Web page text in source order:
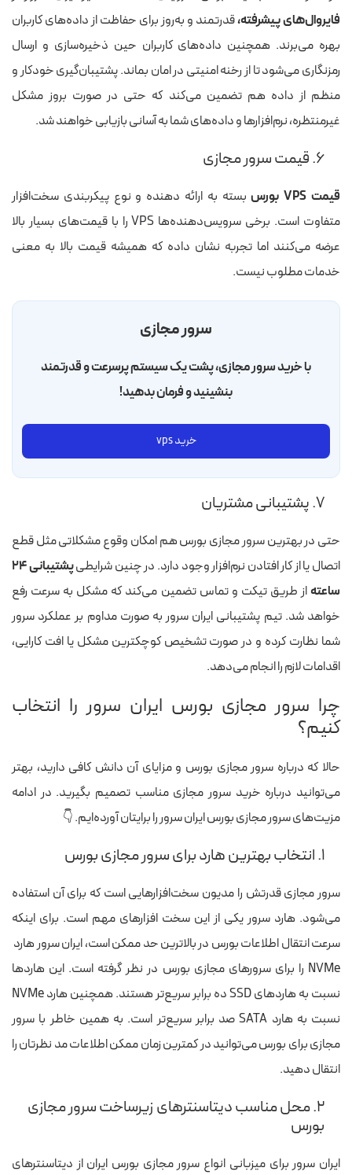
فایروال‌های پیشرفته،قدرتمند و به‌روز برای حفاظت از داده‌‌های کاربران
بهره می‌برند. همچنین داده‌های کاربران حین ذخیره‌سازی و ارسال
رمزنگاری می‌شود تا از رخنه امنیتی در امان بماند. پشتیبان‌گیری خودکار و
منظم از داده هم تضمین می‌کند که حتی در صورت بروز مشکل
غیرمنتظره، نرم‌افزارها و داده‌های شما به آسانی بازیابی خواهند شد.
۶. قیمت سرور مجازی
قیمت VPS بورس
بسته به ارائه دهنده و نوع پیکربندی سخت‌افزار
متفاوت است. برخی سرویس‌دهنده‌ها VPS را با قیمت‌های بسیار بالا
عرضه می‌کنند اما تجربه نشان داده که همیشه قیمت بالا به معنی
خدمات مطلوب نیست.
سرور مجازی
با خرید سرور مجازی، پشت یک سیستم پرسرعت و قدرتمند
بنشینید و فرمان بدهید!
خرید vps
۷. پشتیبانی مشتریان
حتی در بهترین سرور مجازی بورس هم امکان وقوع مشکلاتی مثل قطع
اتصال یا از کار افتادن نرم‌افزار وجود دارد. در چنین شرایطی
پشتیبانی ۲۴
ساعتهاز طریق تیکت و تماس تضمین می‌‌کند که مشکل به سرعت رفع
خواهد شد. تیم پشتیبانی ایران سرور به صورت مداوم بر عملکرد سرور
شما نظارت کرده و در صورت تشخیص کوچکترین مشکل یا افت کارایی،
اقدامات لازم را انجام می‌دهد.
چرا سرور مجازی بورس ایران سرور را انتخاب
کنیم؟
حالا که درباره سرور مجازی بورس و مزایای آن دانش کافی دارید، بهتر
می‌توانید درباره خرید سرور مجازی مناسب تصمیم بگیرید. در ادامه
مزیت‌های سرور مجازی بورس ایران سرور را برایتان آورده‌ایم. 👇
۱. انتخاب بهترین هارد برای سرور مجازی بورس
سرور مجازی قدرتش را مدیون سخت‌افزارهایی است که برای آن استفاده
می‌شود. هارد سرور یکی از این سخت افزارهای مهم است. برای اینکه
سرعت انتقال اطلاعات بورس در بالاترین حد ممکن است، ایران سرور هارد
NVMe را برای سرورهای مجازی بورس در نظر گرفته است. این هاردها
نسبت به هاردهای SSD ده برابر سریع‌تر هستند. همچنین هارد NVMe
نسبت به هارد SATA صد برابر سریع‌تر است. به همین خاطر با سرور
مجازی برای بورس می‌توانید در کمترین زمان ممکن اطلاعات مد نظرتان را
انتقال دهید.
۲. محل مناسب دیتاسنترهای زیرساخت سرور مجازی
بورس
ایران سرور برای میزبانی انواع سرور مجازی بورس ایران از دیتاسنترهای